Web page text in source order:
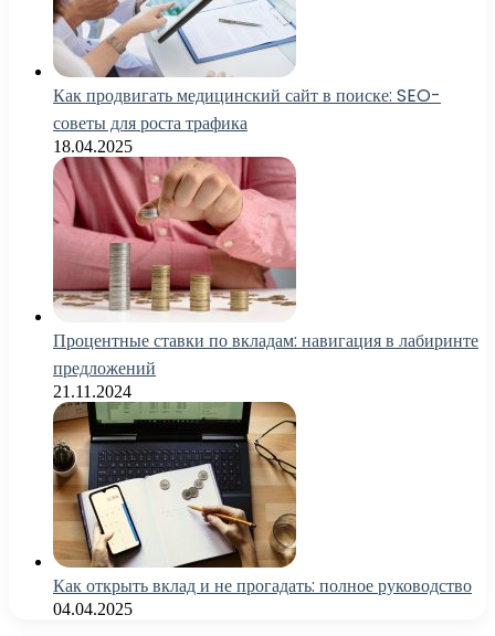
Как продвигать медицинский сайт в поиске: SEO-
советы для роста трафика
18.04.2025
Процентные ставки по вкладам: навигация в лабиринте
предложений
21.11.2024
Как открыть вклад и не прогадать: полное руководство
04.04.2025